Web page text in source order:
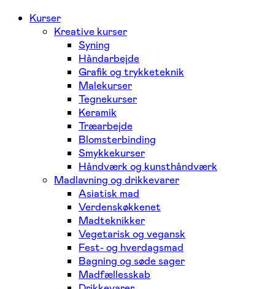
Kurser
Kreative kurser
Syning
Håndarbejde
Grafik og trykketeknik
Malekurser
Tegnekurser
Keramik
Træarbejde
Blomsterbinding
Smykkekurser
Håndværk og kunsthåndværk
Madlavning og drikkevarer
Asiatisk mad
Verdenskøkkenet
Madteknikker
Vegetarisk og vegansk
Fest- og hverdagsmad
Bagning og søde sager
Madfællesskab